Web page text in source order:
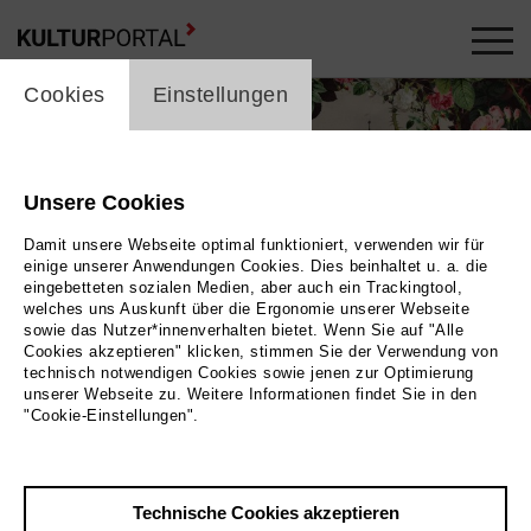
cookie_layer
Cookies Einstellungen
Unsere Cookies
Damit unsere Webseite optimal funktioniert, verwenden wir für
einige unserer Anwendungen Cookies. Dies beinhaltet u. a. die
eingebetteten sozialen Medien, aber auch ein Trackingtool,
welches uns Auskunft über die Ergonomie unserer Webseite
sowie das Nutzer*innenverhalten bietet. Wenn Sie auf "Alle
Cookies akzeptieren" klicken, stimmen Sie der Verwendung von
technisch notwendigen Cookies sowie jenen zur Optimierung
unserer Webseite zu. Weitere Informationen findet Sie in den
"Cookie-Einstellungen".
Technische Cookies akzeptieren